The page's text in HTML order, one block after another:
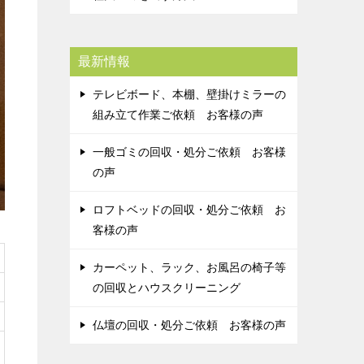
最新情報
テレビボード、本棚、壁掛けミラーの
組み立て作業ご依頼 お客様の声
一般ゴミの回収・処分ご依頼 お客様
の声
ロフトベッドの回収・処分ご依頼 お
客様の声
カーペット、ラック、お風呂の椅子等
の回収とハウスクリーニング
仏壇の回収・処分ご依頼 お客様の声